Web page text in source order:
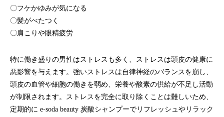
〇フケかゆみが気になる
〇髪がべたつく
〇肩こりや眼精疲労
特に働き盛りの男性はストレスも多く、ストレスは頭皮の健康に
悪影響を与えます。強いストレスは自律神経のバランスを崩し、
頭皮の血管や細胞の働きを弱め、栄養や酸素の供給が不足し活動
が制限されます。ストレスを完全に取り除くことは難しいため、
定期的に e-soda beauty 炭酸シャンプーでリフレッシュやリラック